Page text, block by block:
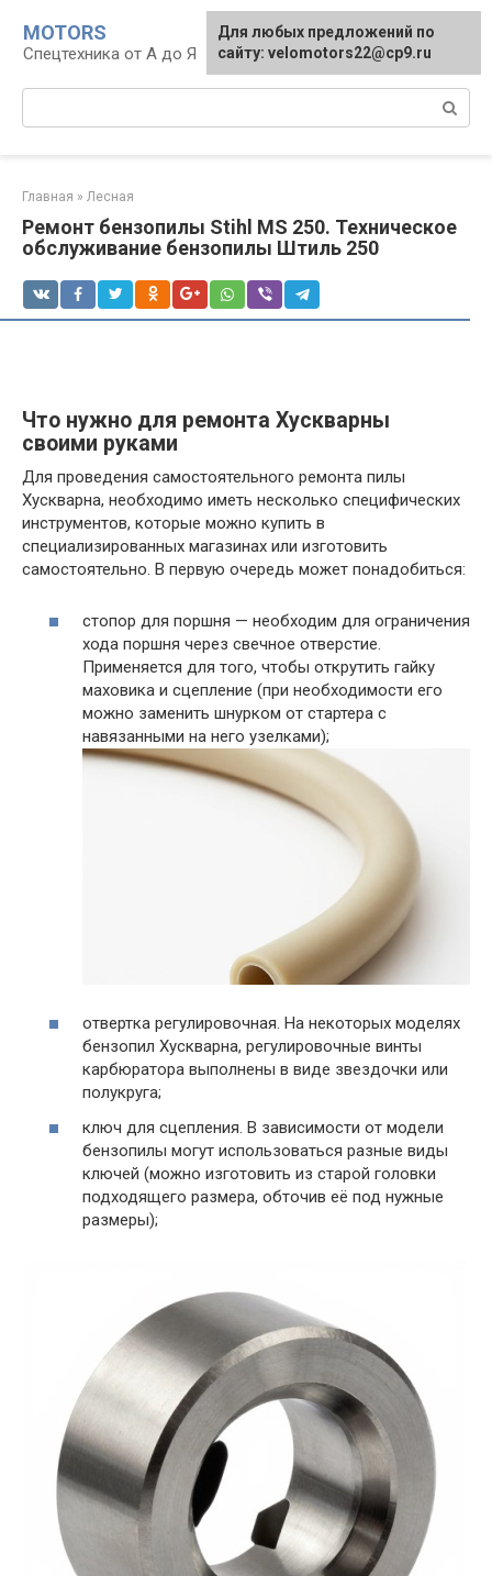
контенту
MOTORS
Спецтехника от А до Я
Главная » Лесная
Ремонт бензопилы Stihl MS 250. Техническое
обслуживание бензопилы Штиль 250
Что нужно для ремонта Хускварны
своими руками
Для проведения самостоятельного ремонта пилы
Хускварна, необходимо иметь несколько специфических
инструментов, которые можно купить в
специализированных магазинах или изготовить
самостоятельно. В первую очередь может понадобиться:
стопор для поршня — необходим для ограничения
хода поршня через свечное отверстие.
Применяется для того, чтобы открутить гайку
маховика и сцепление (при необходимости его
можно заменить шнурком от стартера с
навязанными на него узелками);
отвертка регулировочная. На некоторых моделях
бензопил Хускварна, регулировочные винты
карбюратора выполнены в виде звездочки или
полукруга;
ключ для сцепления. В зависимости от модели
бензопилы могут использоваться разные виды
ключей (можно изготовить из старой головки
подходящего размера, обточив её под нужные
размеры);
Для любых предложений по
сайту: velomotors22@cp9.ru